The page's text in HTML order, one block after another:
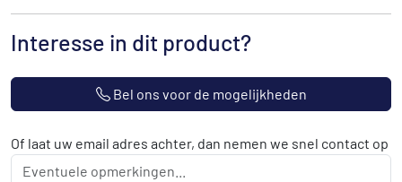
Interesse in dit product?
Bel ons voor de mogelijkheden
Of laat uw email adres achter, dan nemen we snel contact op